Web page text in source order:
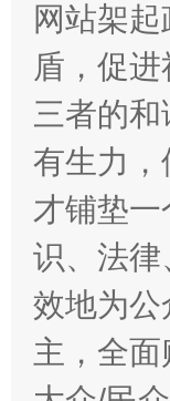
网站架
盾，促
三者的
有生力
才铺垫
识、法
效地为
主，全